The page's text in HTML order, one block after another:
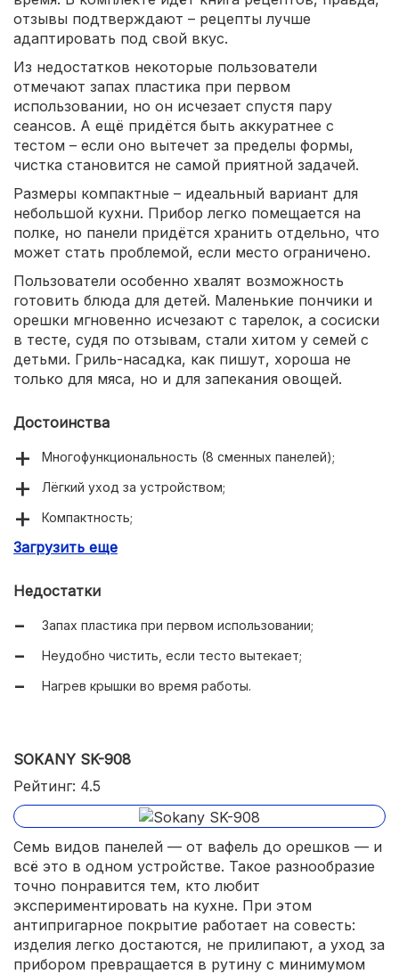
отзывы подтверждают – рецепты лучше
адаптировать под свой вкус.
Из недостатков некоторые пользователи
отмечают запах пластика при первом
использовании, но он исчезает спустя пару
сеансов. А ещё придётся быть аккуратнее с
тестом – если оно вытечет за пределы формы,
чистка становится не самой приятной задачей.
Размеры компактные – идеальный вариант для
небольшой кухни. Прибор легко помещается на
полке, но панели придётся хранить отдельно, что
может стать проблемой, если место ограничено.
Пользователи особенно хвалят возможность
готовить блюда для детей. Маленькие пончики и
орешки мгновенно исчезают с тарелок, а сосиски
в тесте, судя по отзывам, стали хитом у семей с
детьми. Гриль-насадка, как пишут, хороша не
только для мяса, но и для запекания овощей.
Достоинства
Многофункциональность (8 сменных панелей);
Лёгкий уход за устройством;
Компактность;
Удобство использования;
Загрузить еще
Недостатки
Запах пластика при первом использовании;
Неудобно чистить, если тесто вытекает;
Нагрев крышки во время работы.
SOKANY SK-908
Рейтинг: 4.5
Семь видов панелей — от вафель до орешков — и
всё это в одном устройстве. Такое разнообразие
точно понравится тем, кто любит
экспериментировать на кухне. При этом
антипригарное покрытие работает на совесть:
изделия легко достаются, не прилипают, а уход за
прибором превращается в рутину с минимумом